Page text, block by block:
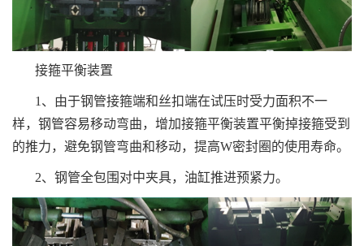
接箍平衡装置
1、由于钢管接箍端和丝扣端在试压时受力面积不一
样，钢管容易移动弯曲，增加接箍平衡装置平衡掉接箍受到
的推力，避免钢管弯曲和移动，提高W密封圈的使用寿命。
2、钢管全包围对中夹具，油缸推进预紧力。